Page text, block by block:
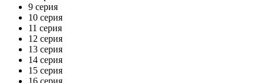
9 серия
10 серия
11 серия
12 серия
13 серия
14 серия
15 серия
16 серия